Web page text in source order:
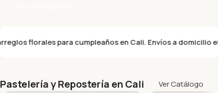
florales para cumpleaños en Cali. Envíos a domicilio el
Pastelería y Repostería en Cali Ver Catálogo